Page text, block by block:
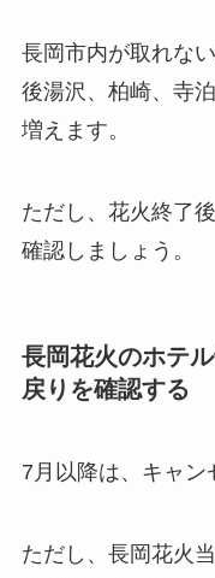
長岡市内が取れな
後湯沢、柏崎、寺
増えます。
ただし、花火終了
確認しましょう。
長岡花火のホテ
戻りを確認する
7月以降は、キャン
ただし、長岡花火